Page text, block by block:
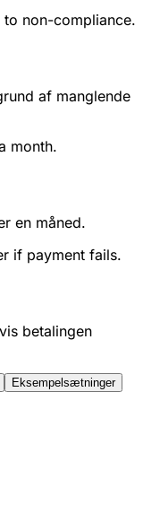
non-compliance.
af manglende
month.
en måned.
if payment fails.
betalingen
Eksempelsætninger